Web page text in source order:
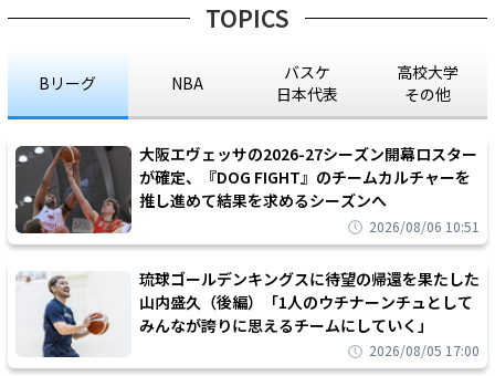
TOPICS
Bリーグ NBA
バスケ
日本代表
高校大学
その他
大阪エヴェッサの2026-27シーズン開幕ロスター
が確定、『DOG FIGHT』のチームカルチャーを
推し進めて結果を求めるシーズンへ
2026/08/06 10:51
琉球ゴールデンキングスに待望の帰還を果たした
山内盛久（後編）「1人のウチナーンチュとして
みんなが誇りに思えるチームにしていく」
2026/08/05 17:00